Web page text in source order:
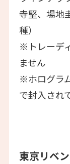
寺堅、場地
種）
※トレーデ
ません
※ホログラ
で封⼊され
東京リベ